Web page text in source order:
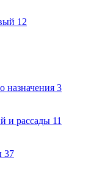
12
назначения 3
и рассады 11
37